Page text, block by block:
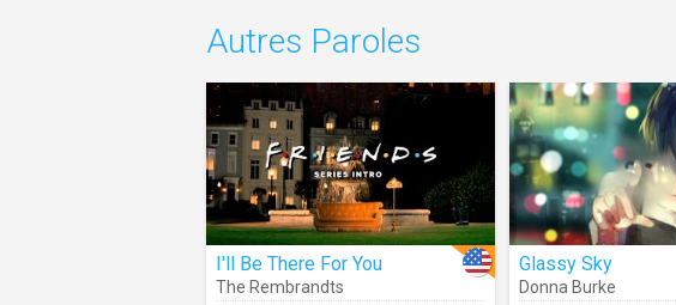
Autres Paroles
I'll Be There For You
The Rembrandts
Glassy Sky
Donna Burke